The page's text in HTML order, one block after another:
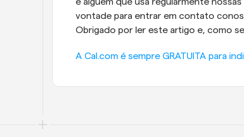
vontade para entrar em contato
Obrigado por ler este artigo e, como
A Cal.com é sempre GRATUITA para